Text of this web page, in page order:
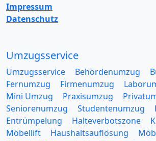
Impressum
Datenschutz
Umzugsservice
Umzugsservice Behördenumzug
Fernumzug
Firmenumzug
Mini Umzug
Praxisumzug
Seniorenumzug
Studentenumzug
Entrümpelung
Halteverbotszone
Möbellift
Haushaltsauflösung